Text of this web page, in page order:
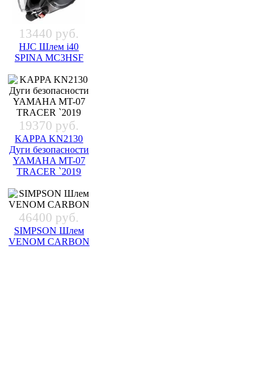
13440 руб.
HJC Шлем i40
SPINA MC3HSF
19370 руб.
KAPPA KN2130
Дуги безопасности
YAMAHA MT-07
TRACER `2019
46400 руб.
SIMPSON Шлем
VENOM CARBON